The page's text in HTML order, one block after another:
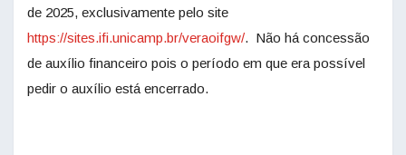
de 2025, exclusivamente pelo site
https://sites.ifi.unicamp.br/veraoifgw/. Não há concessão
de auxílio financeiro pois o período em que era possível
pedir o auxílio está encerrado.